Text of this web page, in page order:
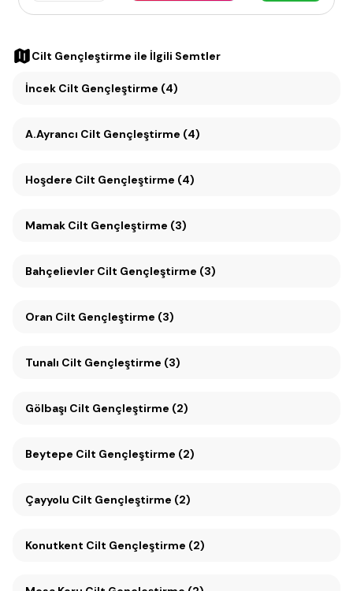
Cilt Gençleştirme ile İlgili Semtler
İncek Cilt Gençleştirme (4)
A.Ayrancı Cilt Gençleştirme (4)
Hoşdere Cilt Gençleştirme (4)
Mamak Cilt Gençleştirme (3)
Bahçelievler Cilt Gençleştirme (3)
Oran Cilt Gençleştirme (3)
Tunalı Cilt Gençleştirme (3)
Gölbaşı Cilt Gençleştirme (2)
Beytepe Cilt Gençleştirme (2)
Çayyolu Cilt Gençleştirme (2)
Konutkent Cilt Gençleştirme (2)